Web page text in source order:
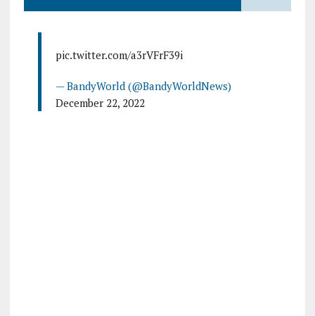
pic.twitter.com/a3rVFrF39i
— BandyWorld (@BandyWorldNews)
December 22, 2022